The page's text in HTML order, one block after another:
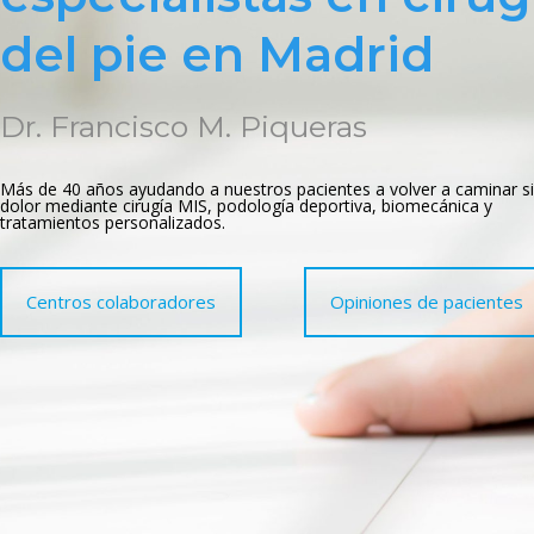
del pie en Madrid
Dr. Francisco M. Piqueras
Más de 40 años ayudando a nuestros pacientes a volver a caminar
dolor mediante cirugía MIS, podología deportiva, biomecánica y
tratamientos personalizados.
Centros colaboradores Opiniones de pacientes